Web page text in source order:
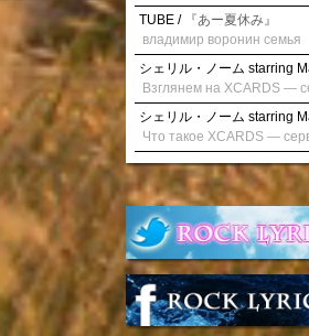
TUBE / 『あー夏休み』
владимир воронин семья
シェリル・ノーム starring
シェリル・ノーム starring